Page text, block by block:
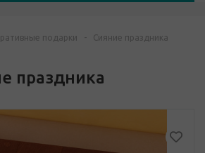
подарки - Сияние праздника
праздника